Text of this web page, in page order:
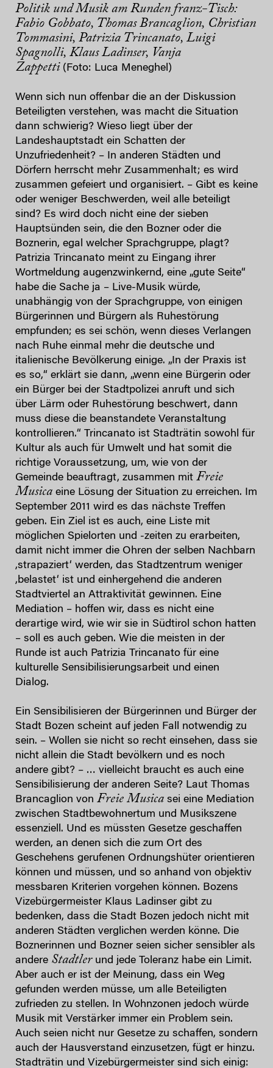
Politik und Musik am Runden franz-Tisch:
Fabio Gobbato, Thomas Brancaglion, Christian
Tommasini, Patrizia Trincanato, Luigi
Spagnolli, Klaus Ladinser, Vanja
Zappetti (Foto: Luca Meneghel)
Wenn sich nun offenbar die an der Diskussion
Beteiligten verstehen, was macht die Situation
dann schwierig? Wieso liegt über der
Landeshauptstadt ein Schatten der
Unzufriedenheit? – In anderen Städten und
Dörfern herrscht mehr Zusammenhalt; es wird
zusammen gefeiert und organisiert. – Gibt es keine
oder weniger Beschwerden, weil alle beteiligt
sind? Es wird doch nicht eine der sieben
Hauptsünden sein, die den Bozner oder die
Boznerin, egal welcher Sprachgruppe, plagt?
Patrizia Trincanato meint zu Eingang ihrer
Wortmeldung augenzwinkernd, eine „gute Seite“
habe die Sache ja – Live-Musik würde,
unabhängig von der Sprachgruppe, von einigen
Bürgerinnen und Bürgern als Ruhestörung
empfunden; es sei schön, wenn dieses Verlangen
nach Ruhe einmal mehr die deutsche und
italienische Bevölkerung einige. „In der Praxis ist
es so,“ erklärt sie dann, „wenn eine Bürgerin oder
ein Bürger bei der Stadtpolizei anruft und sich
über Lärm oder Ruhestörung beschwert, dann
muss diese die beanstandete Veranstaltung
kontrollieren.“ Trincanato ist Stadträtin sowohl für
Kultur als auch für Umwelt und hat somit die
richtige Voraussetzung, um, wie von der
Gemeinde beauftragt, zusammen mit Freie
Musica eine Lösung der Situation zu erreichen. Im
September 2011 wird es das nächste Treffen
geben. Ein Ziel ist es auch, eine Liste mit
möglichen Spielorten und -zeiten zu erarbeiten,
damit nicht immer die Ohren der selben Nachbarn
,strapaziert‘ werden, das Stadtzentrum weniger
,belastet‘ ist und einhergehend die anderen
Stadtviertel an Attraktivität gewinnen. Eine
Mediation – hoffen wir, dass es nicht eine
derartige wird, wie wir sie in Südtirol schon hatten
– soll es auch geben. Wie die meisten in der
Runde ist auch Patrizia Trincanato für eine
kulturelle Sensibilisierungsarbeit und einen
Dialog.
Ein Sensibilisieren der Bürgerinnen und Bürger der
Stadt Bozen scheint auf jeden Fall notwendig zu
sein. – Wollen sie nicht so recht einsehen, dass sie
nicht allein die Stadt bevölkern und es noch
andere gibt? – … vielleicht braucht es auch eine
Sensibilisierung der anderen Seite? Laut Thomas
Brancaglion von Freie Musica sei eine Mediation
zwischen Stadtbewohnertum und Musikszene
essenziell. Und es müssten Gesetze geschaffen
werden, an denen sich die zum Ort des
Geschehens gerufenen Ordnungshüter orientieren
können und müssen, und so anhand von objektiv
messbaren Kriterien vorgehen können. Bozens
Vizebürgermeister Klaus Ladinser gibt zu
bedenken, dass die Stadt Bozen jedoch nicht mit
anderen Städten verglichen werden könne. Die
Boznerinnen und Bozner seien sicher sensibler als
andere Stadtler und jede Toleranz habe ein Limit.
Aber auch er ist der Meinung, dass ein Weg
gefunden werden müsse, um alle Beteiligten
zufrieden zu stellen. In Wohnzonen jedoch würde
Musik mit Verstärker immer ein Problem sein.
Auch seien nicht nur Gesetze zu schaffen, sondern
auch der Hausverstand einzusetzen, fügt er hinzu.
Stadträtin und Vizebürgermeister sind sich einig: